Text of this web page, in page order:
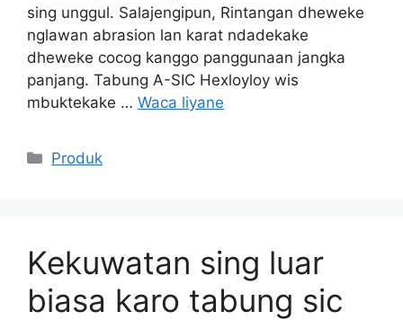
sing unggul. Salajengipun, Rintangan dheweke
nglawan abrasion lan karat ndadekake
dheweke cocog kanggo panggunaan jangka
panjang. Tabung A-SIC Hexloyloy wis
mbuktekake … Waca liyane
Kategori
Produk
Kekuwatan sing luar
biasa karo tabung sic